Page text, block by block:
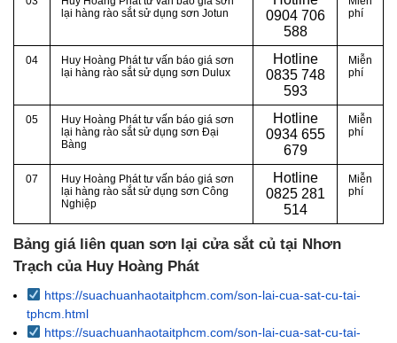
lại hàng rào sắt sử dụng sơn Jotun
0904 706
588
phí
04
Huy Hoàng Phát tư vấn báo giá sơn
lại hàng rào sắt sử dụng sơn Dulux
Hotline
0835 748
593
Miễn
phí
05
Huy Hoàng Phát tư vấn báo giá sơn
lại hàng rào sắt sử dụng sơn Đại
Bàng
Hotline
0934 655
679
Miễn
phí
07
Huy Hoàng Phát tư vấn báo giá sơn
lại hàng rào sắt sử dụng sơn Công
Nghiệp
Hotline
0825 281
514
Miễn
phí
Bảng giá liên quan sơn lại cửa sắt củ tại Nhơn
Trạch của Huy Hoàng Phát
https://suachuanhaotaitphcm.com/son-lai-cua-sat-cu-tai-
tphcm.html
https://suachuanhaotaitphcm.com/son-lai-cua-sat-cu-tai-